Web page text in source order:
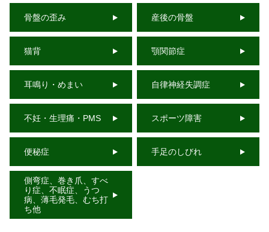
骨盤の歪み 産後の骨盤
猫背 顎関節症
耳鳴り・めまい 自律神経失調症
不妊・生理痛・PMS スポーツ障害
便秘症 手足のしびれ
側弯症、巻き爪、すべ
り症、不眠症、うつ
病、薄毛発毛、むち打
ち他